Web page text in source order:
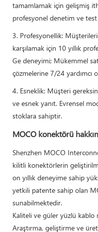
tamamlamak için gelişmiş
profesyonel denetim ve test
3. Profesyonellik:
karşılamak için 10 yıllık
Ge deneyimi; Mükemmel
çözmelerine 7/24 yardımcı
4. Esneklik: Müşteri
ve esnek yanıt. Evrensel
stoklara sahiptir.
MOCO konektörü
Shenzhen MOCO
kilitli konektörlerin
on yıllık deneyime sahip
yetkili patente sahip olan
sunabilmektedir.
Kaliteli ve güler yüzlü
Araştırma, geliştirme ve